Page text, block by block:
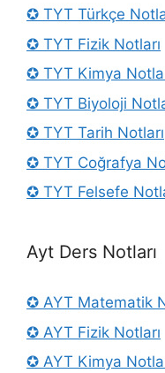
✪ TYT Türkçe
✪ TYT Fizik Notları
✪ TYT Kimya
✪ TYT Biyoloji
✪ TYT Tarih Notları
✪ TYT Coğrafya
✪ TYT Felsefe
Ayt Ders Notları
✪ AYT Matematik
✪ AYT Fizik Notları
✪ AYT Kimya